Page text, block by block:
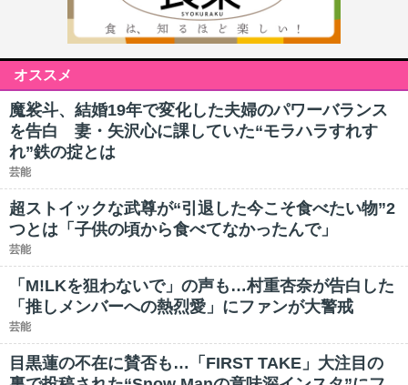
オススメ
魔裟斗、結婚19年で変化した夫婦のパワーバランス
を告白 妻・矢沢心に課していた“モラハラすれす
れ”鉄の掟とは
芸能
超ストイックな武尊が“引退した今こそ食べたい物”2
つとは「子供の頃から食べてなかったんで」
芸能
「M!LKを狙わないで」の声も…村重杏奈が告白した
「推しメンバーへの熱烈愛」にファンが大警戒
芸能
目黒蓮の不在に賛否も…「FIRST TAKE」大注目の